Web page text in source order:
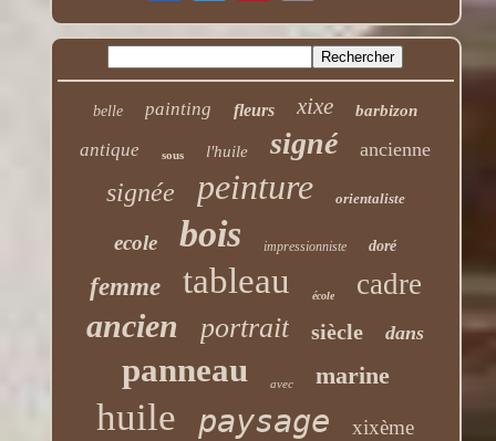
belle painting fleurs xixe barbizon
antique sous l'huile signé ancienne
signée peinture orientaliste
ecole bois impressionniste doré
femme tableau école cadre
ancien portrait siècle dans
panneau avec marine
huile paysage xixème